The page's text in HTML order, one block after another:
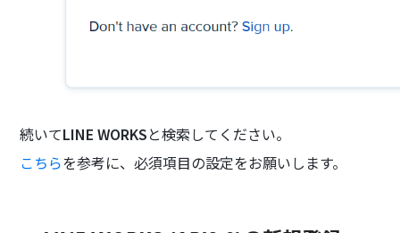
続いてLINE WORKSと検索してください。
こちらを参考に、必須項目の設定をお願いします。